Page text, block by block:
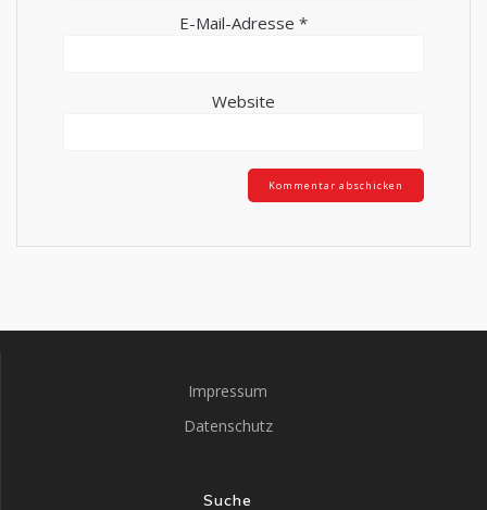
E-Mail-Adresse *
Website
Impressum
Datenschutz
Suche